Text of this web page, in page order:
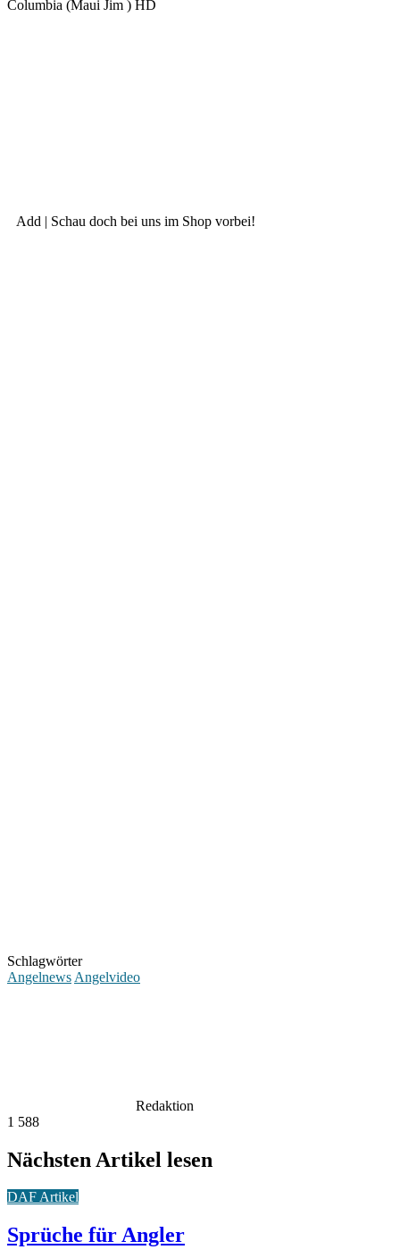
Add | Schau doch bei uns im Shop vorbei!
Schlagwörter
Angelnews Angelvideo
Redaktion
1 588
Nächsten Artikel lesen
DAF Artikel
Sprüche für Angler